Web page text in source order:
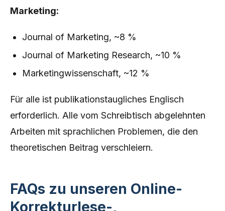
Marketing:
Journal of Marketing, ~8 %
Journal of Marketing Research, ~10 %
Marketingwissenschaft, ~12 %
Für alle ist publikationstaugliches Englisch
erforderlich. Alle vom Schreibtisch abgelehnten
Arbeiten mit sprachlichen Problemen, die den
theoretischen Beitrag verschleiern.
FAQs zu unseren Online-
Korrekturlese-,